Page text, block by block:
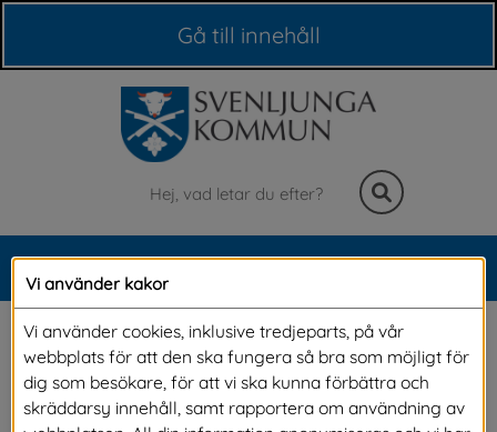
Gå till innehåll
Sök
Meny
Nyheter
På denna sida kan du läsa alla våra nyheter. Om du vill
Vi använder kakor
Vi använder cookies, inklusive tredjeparts, på vår
webbplats för att den ska fungera så bra som möjligt för
dig som besökare, för att vi ska kunna förbättra och
skräddarsy innehåll, samt rapportera om användning av